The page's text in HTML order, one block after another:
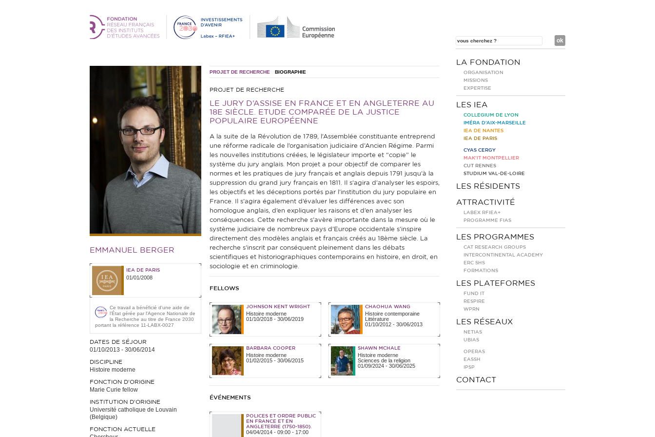
EMMANUEL BERGER
IEA DE PARIS
01/01/2008
Ce travail a bénéficié d'une aide de
l’État gérée par l'Agence Nationale de
la Recherche au titre de France 2030
portant la référence 11-LABX-0027
DATES DE SÉJOUR
01/10/2013 - 30/06/2014
DISCIPLINE
Histoire moderne
FONCTION D’ORIGINE
Marie Curie fellow
INSTITUTION D’ORIGINE
Université catholique de Louvain
(Belgique)
FONCTION ACTUELLE
PROJET DE RECHERCHE BIOGRAPHIE
PROJET DE RECHERCHE
LE JURY D’ASSISE EN FRANCE ET EN ANGLETERRE AU
18E SIÈCLE. ETUDE COMPARÉE DE LA JUSTICE
POPULAIRE EUROPÉENNE
A la suite de la Révolution de 1789, l’Assemblée constituante entreprend
une réforme radicale de l’organisation judiciaire d’Ancien Régime. Parmi
les nouvelles institutions créées, le législateur importe et “copie” le
système du jury anglais. Mon projet a pour objectif de comparer les
normes et les pratiques de jury français et anglais depuis 1791 jusqu’à la
suppression du grand jury français en 1811. Il s’agira d’analyser les espoirs,
les objectifs et les déceptions portés par l’institution du jury populaire en
France. Il s’agira également d’évaluer les différences avec son
homologue anglais, d’en expliquer les raisons et d’en analyser les
conséquences. Cette recherche s’avère importante dans la mesure où le
système judiciaire de nombreux pays d’Europe occidentale s’inspire
directement des modèles anglais et français créés au 18ème siècle. La
recherche s’inscrit par conséquent pleinement dans les débats
scientifiques et historiographiques contemporains en histoire, en droit, en
sociologie et en criminologie.
FELLOWS
JOHNSON KENT WRIGHT
Histoire moderne
01/10/2018- 30/06/2019
CHAOHUA WANG
Histoire contemporaine
Littérature
01/10/2012- 30/06/2013
BARBARA COOPER
Histoire moderne
01/02/2015- 30/06/2015
SHAWN MCHALE
Histoire moderne
Sciences de la religion
01/09/2024- 30/06/2025
ÉVÉNEMENTS
POLICES ET ORDRE PUBLIC
EN FRANCE ET EN
ANGLETERRE (1750-1850).
LES PERSPECTIVES DE
04/04/2014 - 09:00- 17:00
LA FONDATION
ORGANISATION
MISSIONS
EXPERTISE
LES IEA
COLLEGIUM DE LYON
IMÉRA D’AIX-MARSEILLE
IEA DE NANTES
IEA DE PARIS
CYAS CERGY
MAK’IT MONTPELLIER
CUT RENNES
STUDIUM VAL-DE-LOIRE
LES RÉSIDENTS
ATTRACTIVITÉ
LABEX RFIEA+
PROGRAMME FIAS
LES PROGRAMMES
CAT RESEARCH GROUPS
INTERCONTINENTAL ACADEMY
ERC SHS
FORMATIONS
LES PLATEFORMES
FUND IT
RESPIRE
WPRN
LES RÉSEAUX
NETIAS
UBIAS
OPERAS
EASSH
IPSP
CONTACT